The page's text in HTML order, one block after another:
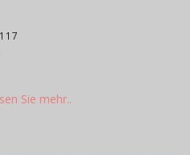
Sie mehr..